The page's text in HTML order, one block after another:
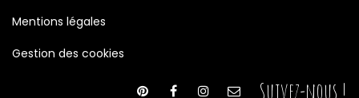
Mentions légales
Gestion des cookies
Suivez-nous !